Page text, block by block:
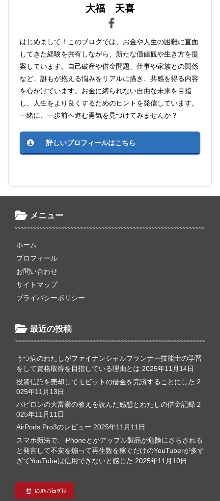
大福 天喜
はじめまして！このブログでは、お金や人生の困難に直面
してきた経験を共有しながら、新たな価値観や生き方を提
案しています。自己破産や借金問題、仕事や家族との関係
など、誰もが抱える悩みをリアルに描き、共感を得る内容
を心がけています。お金に縛られない自由な未来を目指
し、人生をより良くするためのヒントを発信しています。
一緒に、一歩前へ進む勇気を見つけてみませんか？
詳しいプロフィールはこちら
メニュー
ホーム
プロフィール
お問い合わせ
サイトマップ
プライバシーポリシー
最近の投稿
うつ病のわたしがファイナンシャルプランナー技能士の学習
をして資格取得を目指している理由とは 2025年11月14日
投資信託を売却してモビットの借金を完済することにした 2
025年11月13日
バビロンの大富豪の教えを読んだ感想とわたしの借金記録 2
025年11月11日
AirPods Pro3のレビュー 2025年11月11日
スマホ新法で、iPhoneとかアップル製品が危険にさらされる
と発言して不安を煽って再生数を稼ぐだけのYouTuberが多す
ぎてYouTubeは信用できないと感じた 2025年11月10日